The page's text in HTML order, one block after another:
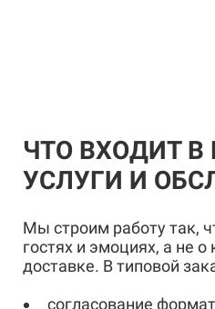
ЧТО ВХОДИТ
УСЛУГИ И
Мы строим работу так,
гостях и эмоциях, а не о
доставке. В типовой
согласование